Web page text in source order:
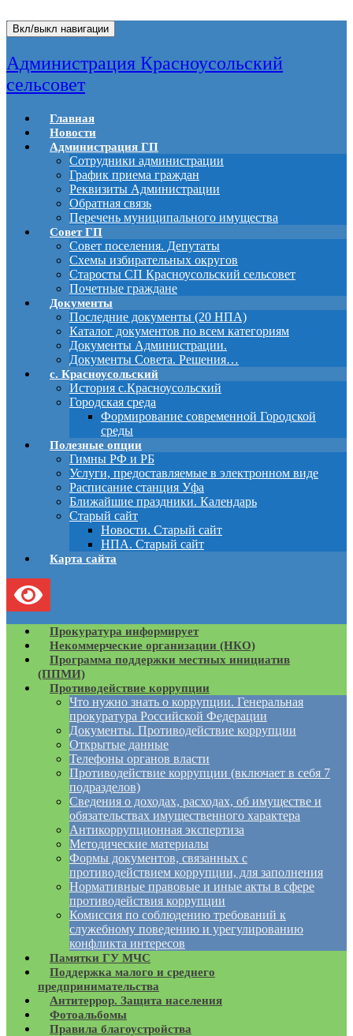
Вкл/выкл навигации
Администрация Красноусольский
сельсовет
Главная
Новости
Администрация ГП
Сотрудники администрации
График приема граждан
Реквизиты Администрации
Обратная связь
Перечень муниципального имущества
Совет ГП
Совет поселения. Депутаты
Схемы избирательных округов
Старосты СП Красноусольский сельсовет
Почетные граждане
Документы
Последние документы (20 НПА)
Каталог документов по всем категориям
Документы Администрации.
Документы Совета. Решения…
с. Красноусольский
История с.Красноусольский
Городская среда
Формирование современной Городской
среды
Полезные опции
Гимны РФ и РБ
Услуги, предоставляемые в электронном виде
Расписание станция Уфа
Ближайшие праздники. Календарь
Старый сайт
Новости. Старый сайт
НПА. Старый сайт
Карта сайта
Прокуратура информирует
Некоммерческие организации (НКО)
Программа поддержки местных инициатив
(ППМИ)
Противодействие коррупции
Что нужно знать о коррупции. Генеральная
прокуратура Российской Федерации
Документы. Противодействие коррупции
Открытые данные
Телефоны органов власти
Противодействие коррупции (включает в себя 7
подразделов)
Сведения о доходах, расходах, об имуществе и
обязательствах имущественного характера
Антикоррупционная экспертиза
Методические материалы
Формы документов, связанных с
противодействием коррупции, для заполнения
Нормативные правовые и иные акты в сфере
противодействия коррупции
Комиссия по соблюдению требований к
служебному поведению и урегулированию
конфликта интересов
Памятки ГУ МЧС
Поддержка малого и среднего
предпринимательства
Антитеррор. Защита населения
Фотоальбомы
Правила благоустройства